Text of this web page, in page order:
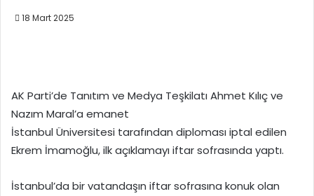
18 Mart 2025
AK Parti’de Tanıtım ve Medya Teşkilatı Ahmet Kılıç ve
Nazım Maral’a emanet
İstanbul Üniversitesi tarafından diploması iptal edilen
Ekrem İmamoğlu, ilk açıklamayı iftar sofrasında yaptı.
İstanbul’da bir vatandaşın iftar sofrasına konuk olan